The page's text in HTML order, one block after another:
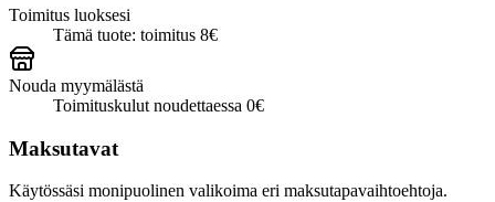
Toimitus luoksesi
Tämä tuote: toimitus 8€
Nouda myymälästä
Toimituskulut noudettaessa 0€
Maksutavat
Käytössäsi monipuolinen valikoima eri maksutapavaihtoehtoja.